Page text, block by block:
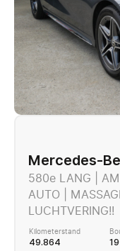
Mercedes-
580e LANG |
AUTO |
LUCHTVERING!!
Kilometerstand
49.864